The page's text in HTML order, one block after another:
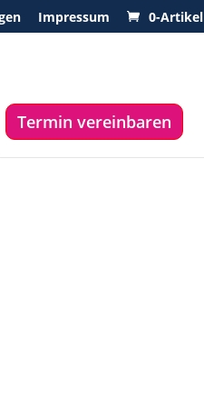
Impressum 0-Artikel
Termin vereinbaren